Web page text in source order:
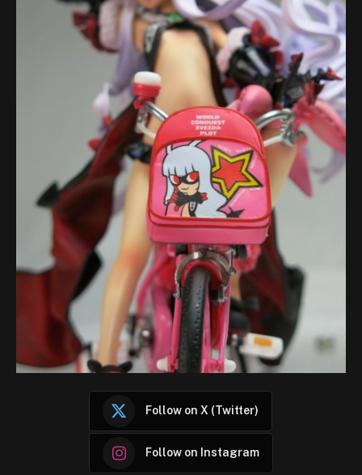
Follow on X (Twitter)
Follow on Instagram